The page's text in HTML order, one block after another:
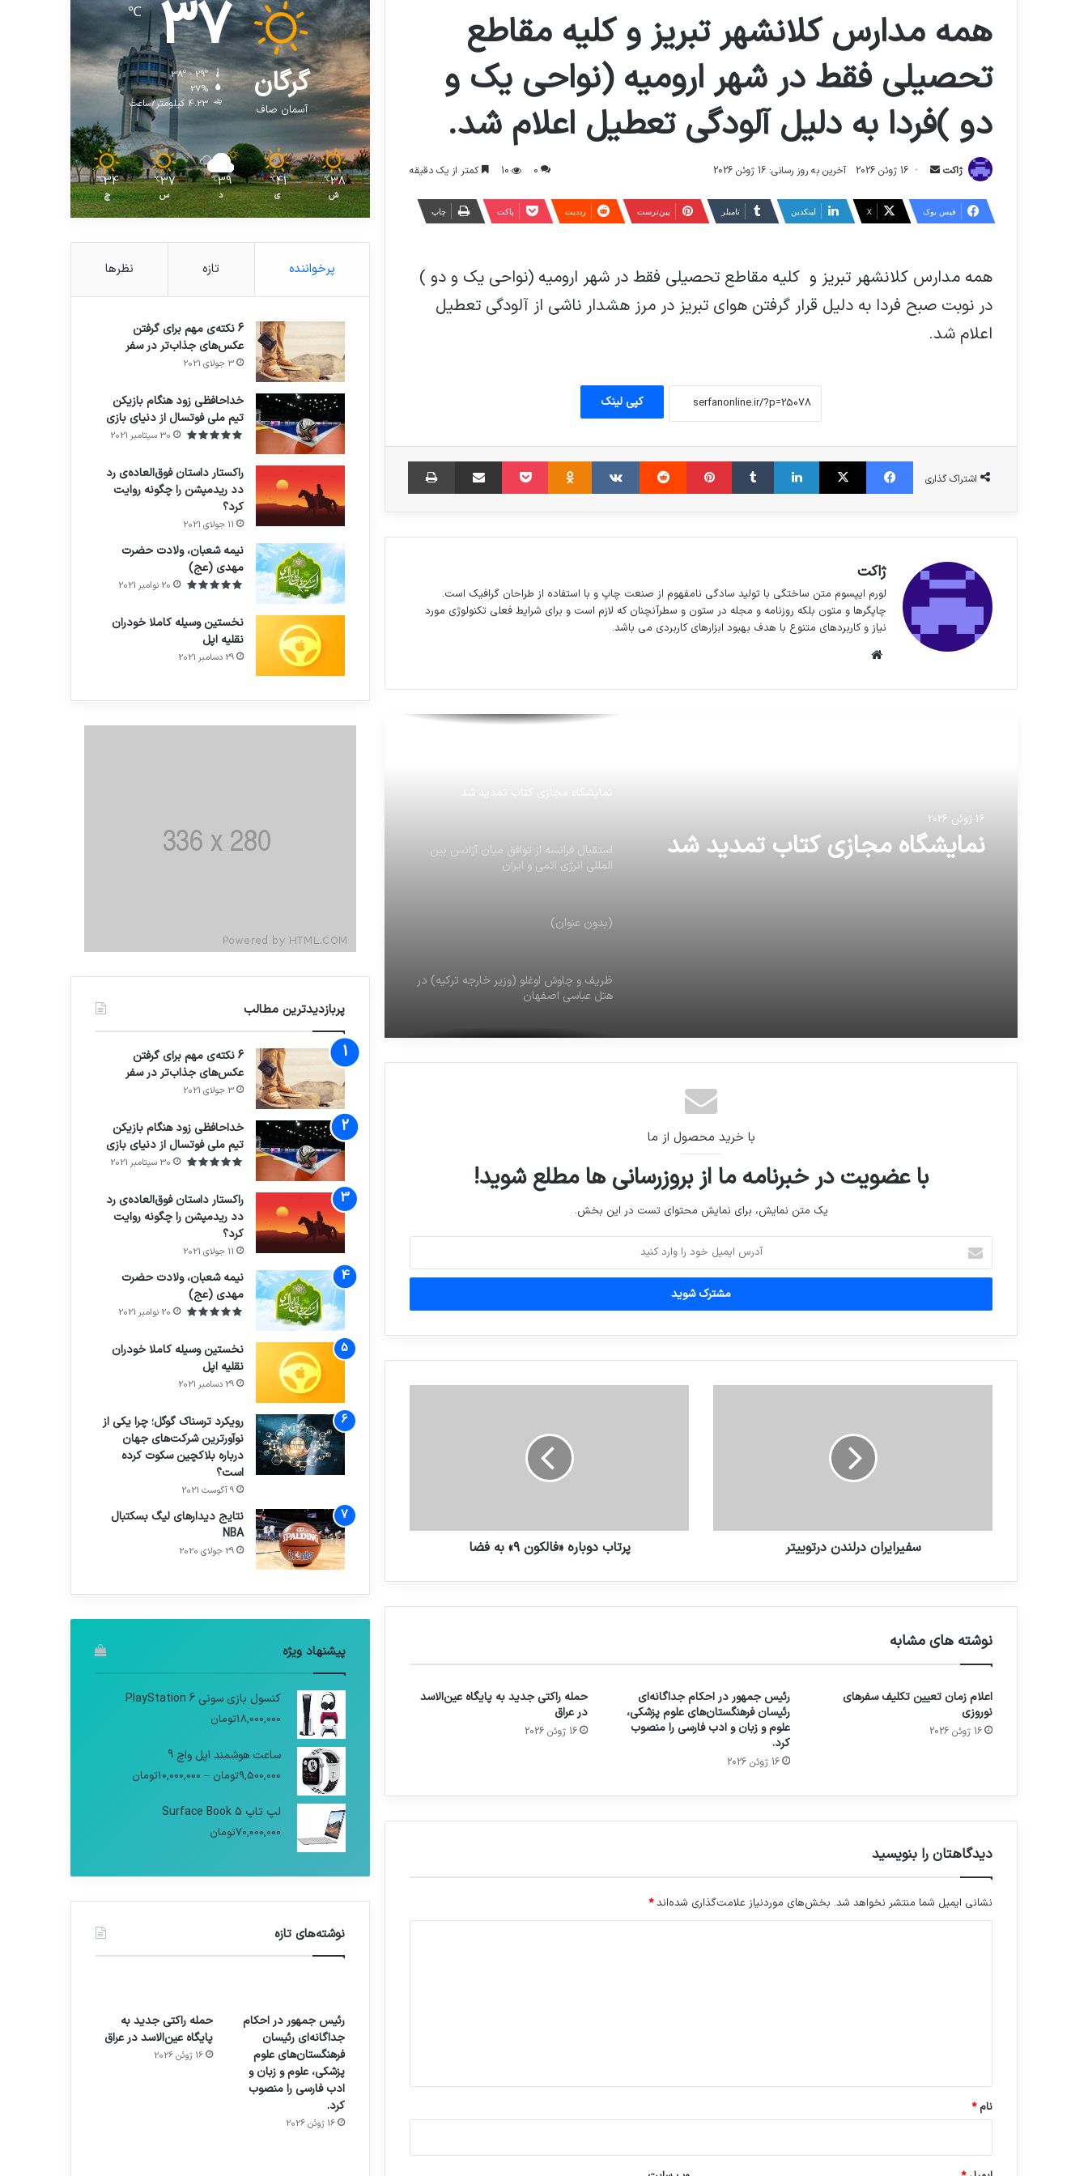
همه مدارس کلانشهر تبریز و کلیه مقاطع
تحصیلی فقط در شهر ارومیه (نواحی یک و
دو )فردا به دلیل آلودگی تعطیل اعلام شد.
ژاکت
ارسال 16 ژوئن 2026 آخرین به روز رسانی: 16 ژوئن 2026 0
10 کمتر از یک دقیقه
فیس بوک X لینکدین ‫تامبلر ‫پین‌ترست ‫رددیت پاکت چاپ
همه مدارس کلانشهر تبریز و کلیه مقاطع تحصیلی فقط در شهر ارومیه (نواحی یک و دو )
در نوبت صبح فردا به دلیل قرار گرفتن هوای تبریز در مرز هشدار ناشی از آلودگی تعطیل
اعلام شد.
کپی لینک
اشتراک گذاری
فیس بوک X لینکدین ‫تامبلر ‫پین‌ترست ‫رددیت ‫VKontakte
‫Odnoklassniki
پاکت اشتراک گذاری از طریق ایمیل چاپ
ژاکت
لورم ایپسوم متن ساختگی با تولید سادگی نامفهوم از صنعت چاپ و با استفاده از طراحان گرافیک است.
چاپگرها و متون بلکه روزنامه و مجله در ستون و سطرآنچنان که لازم است و برای شرایط فعلی تکنولوژی مورد
نیاز و کاربردهای متنوع با هدف بهبود ابزارهای کاربردی می باشد.
16 ژوئن 2026
نمایشگاه مجازی کتاب تمدید شد
نمایشگاه مجازی کتاب تمدید شد
استقبال فرانسه از توافق میان آژانس بین
المللی انرژی اتمی و ایران
هتل عباسي اصفهان
“️محسن تنابنده” بازيگر سينما و تلويزيون در
استقبال فرانسه از توافق میان آژانس بین
المللی انرژی اتمی و ایران
(بدون عنوان)
ظريف و چاوش اوغلو (وزیر خارجه ترکیه) در
هتل عباسي اصفهان
المللی انرژی اتمی و ایران
ظريف و چاوش اوغلو (وزیر خارجه ترکیه) در
با خرید محصول از ما
با عضویت در خبرنامه ما از بروزرسانی ها مطلع شوید!
یک متن نمایش، برای نمایش محتوای تست در این بخش.
آدرس
ایمیل
خود
وارد
سفيرايران درلندن درتوييتر پرتاب دوباره «فالکون ۹» به فضا
نوشته های مشابه
اعلام زمان تعیین تکلیف سفرهای
نوروزی
16 ژوئن 2026
رئیس جمهور در احکام جداگانه‌ای
رئیسان فرهنگستان‌های علوم پزشکی،
علوم و زبان و ادب فارسی را منصوب
کرد.
16 ژوئن 2026
حمله راکتی جدید به پایگاه عین‌الاسد
در عراق
16 ژوئن 2026
دیدگاهتان را بنویسید
نشانی ایمیل شما منتشر نخواهد شد. بخش‌های موردنیاز علامت‌گذاری شده‌اند*
نام*
گرگان
آسمان صاف
37
℃
38º - 29º
27%
4.23 کیلومتر/ساعت
38
℃
ش
41
℃
ی
39
℃
د
37
℃
س
34
℃
چ
پرخواننده تازه نظرها
71%
6 نکته‌ی مهم برای گرفتن
عکس‌های جذاب‌تر در سفر
3 جولای 2021
خداحافظی زود هنگام بازیکن
تیم ملی فوتسال از دنیای بازی
30 سپتامبر 2021
راکستار داستان فوق‌العاده‌ی رد
دد ریدمپشن را چگونه روایت
کرد؟
11 جولای 2021
نیمه شعبان، ولادت حضرت
مهدی (عج)
20 نوامبر 2021
نخستین وسیله کاملا خودران
نقلیه اپل
29 دسامبر 2021
پربازدیدترین مطالب
71%
6 نکته‌ی مهم برای گرفتن
عکس‌های جذاب‌تر در سفر
3 جولای 2021
خداحافظی زود هنگام بازیکن
تیم ملی فوتسال از دنیای بازی
30 سپتامبر 2021
راکستار داستان فوق‌العاده‌ی رد
دد ریدمپشن را چگونه روایت
کرد؟
11 جولای 2021
نیمه شعبان، ولادت حضرت
مهدی (عج)
20 نوامبر 2021
نخستین وسیله کاملا خودران
نقلیه اپل
29 دسامبر 2021
رویکرد ترسناک گوگل؛ چرا یکی از
نوآورترین شرکت‌های جهان
درباره بلاکچین سکوت کرده
است؟
9 آگوست 2021
نتایج دیدار‌های لیگ بسکتبال
NBA
29 جولای 2020
پیشنهاد ویژه
کنسول بازی سونی PlayStation 6
18,000,000تومان
ساعت هوشمند اپل واچ 9
9,500,000تومان –
10,000,000تومان
لپ تاپ Surface Book 5
70,000,000تومان
نوشته‌های تازه
رئیس جمهور در احکام
جداگانه‌ای رئیسان
فرهنگستان‌های علوم
پزشکی، علوم و زبان و
ادب فارسی را منصوب
کرد.
16 ژوئن 2026
حمله راکتی جدید به
پایگاه عین‌الاسد در عراق
16 ژوئن 2026